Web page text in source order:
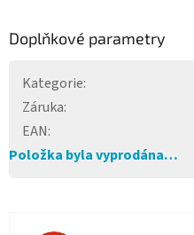
Doplňkové parametry
Kategorie:
Záruka:
EAN:
Položka byla vyprodána…